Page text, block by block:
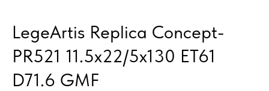
LegeArtis Replica Concept-
PR521 11.5x22/5x130 ET61
D71.6 GMF